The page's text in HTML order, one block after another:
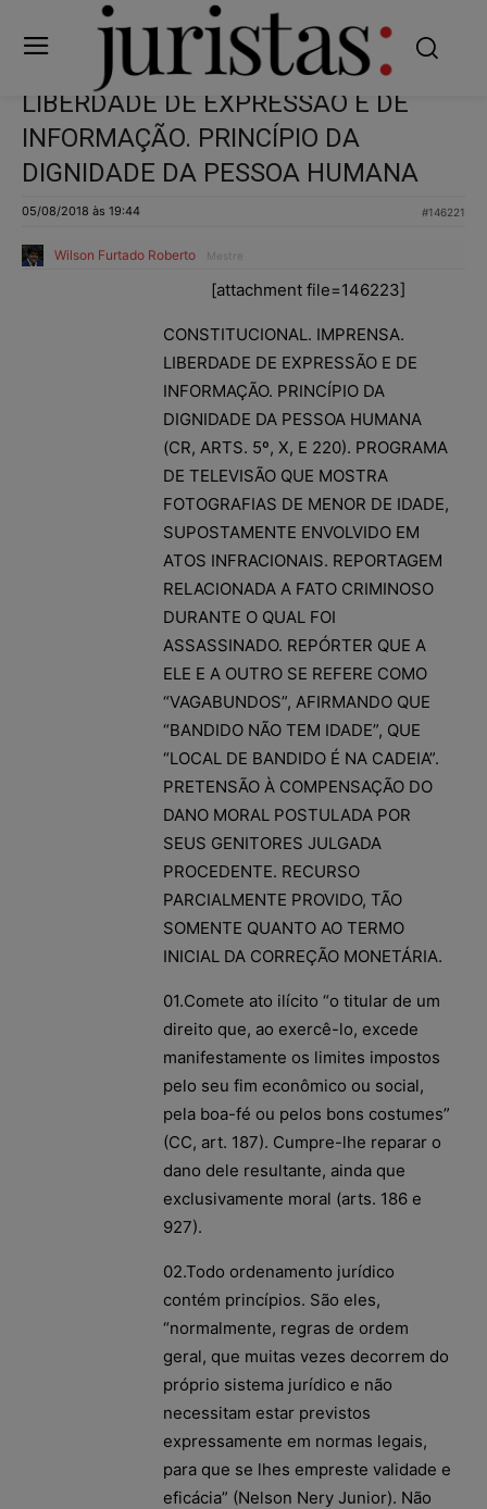
LIBERDADE DE EXPRESSÃO E DE
INFORMAÇÃO. PRINCÍPIO DA
DIGNIDADE DA PESSOA HUMANA
05/08/2018 às 19:44 #146221
Wilson Furtado Roberto Mestre
[attachment file=146223]
CONSTITUCIONAL. IMPRENSA.
LIBERDADE DE EXPRESSÃO E DE
INFORMAÇÃO. PRINCÍPIO DA
DIGNIDADE DA PESSOA HUMANA
(CR, ARTS. 5º, X, E 220). PROGRAMA
DE TELEVISÃO QUE MOSTRA
FOTOGRAFIAS DE MENOR DE IDADE,
SUPOSTAMENTE ENVOLVIDO EM
ATOS INFRACIONAIS. REPORTAGEM
RELACIONADA A FATO CRIMINOSO
DURANTE O QUAL FOI
ASSASSINADO. REPÓRTER QUE A
ELE E A OUTRO SE REFERE COMO
“VAGABUNDOS”, AFIRMANDO QUE
“BANDIDO NÃO TEM IDADE”, QUE
“LOCAL DE BANDIDO É NA CADEIA”.
PRETENSÃO À COMPENSAÇÃO DO
DANO MORAL POSTULADA POR
SEUS GENITORES JULGADA
PROCEDENTE. RECURSO
PARCIALMENTE PROVIDO, TÃO
SOMENTE QUANTO AO TERMO
INICIAL DA CORREÇÃO MONETÁRIA.
01.Comete ato ilícito “o titular de um
direito que, ao exercê-lo, excede
manifestamente os limites impostos
pelo seu fim econômico ou social,
pela boa-fé ou pelos bons costumes”
(CC, art. 187). Cumpre-lhe reparar o
dano dele resultante, ainda que
exclusivamente moral (arts. 186 e
927).
02.Todo ordenamento jurídico
contém princípios. São eles,
“normalmente, regras de ordem
geral, que muitas vezes decorrem do
próprio sistema jurídico e não
necessitam estar previstos
expressamente em normas legais,
para que se lhes empreste validade e
eficácia” (Nelson Nery Junior). Não